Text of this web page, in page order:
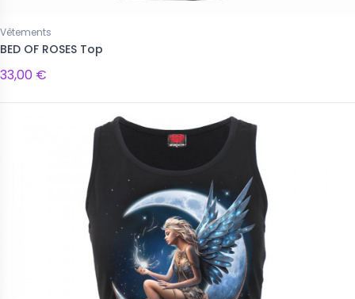
Vêtements
BED OF ROSES Top
33,00 €